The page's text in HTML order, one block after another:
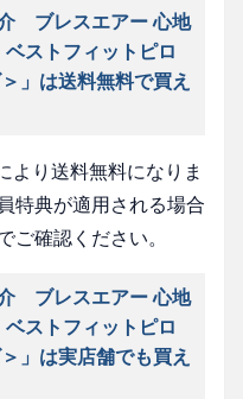
介 ブレスエアー 心地
ストフィットピロ
」は送料無料で買え
より送料無料になりま
特典が適用される場合
ご確認ください。
介 ブレスエアー 心地
ストフィットピロ
」は実店舗でも買え